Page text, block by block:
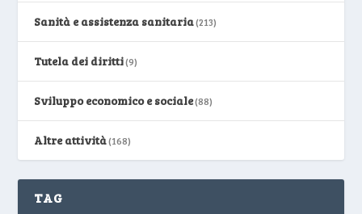
Sanità e assistenza sanitaria(213)
Tutela dei diritti(9)
Sviluppo economico e sociale(88)
Altre attività(168)
TAG